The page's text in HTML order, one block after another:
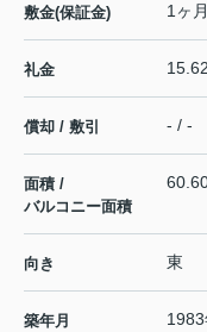
敷金(保証金) 1ヶ
礼金
償却 / 敷引 - / -
面積 /
バルコニー面積
向き 東
築年月